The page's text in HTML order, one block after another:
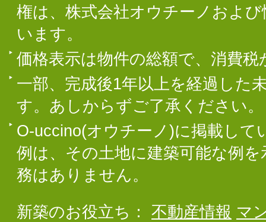
権は、株式会社オウチーノおよ
います。
価格表示は物件の総額で、消費
一部、完成後1年以上を経過した
す。あしからずご了承ください。
O-uccino(オウチーノ)に掲載して
例は、その土地に建築可能な例
務はありません。
新築のお役立ち： 不動産情報 マ